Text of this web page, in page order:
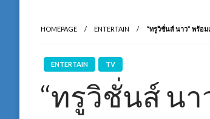
HOMEPAGE ENTERTAIN “ทรูวิชั่นส์ นาว” พร้อ
ENTERTAIN TV
“ทรูวิชั่นส์ นา